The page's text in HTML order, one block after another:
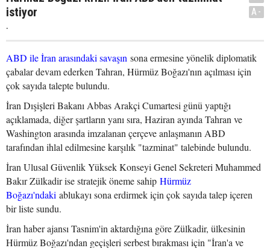
istiyor
.
A-
ABD ile İran arasındaki savaşın sona ermesine yönelik diplomatik
çabalar devam ederken Tahran, Hürmüz Boğazı'nın açılması için
çok sayıda talepte bulundu.
İran Dışişleri Bakanı Abbas Arakçi Cumartesi günü yaptığı
açıklamada, diğer şartların yanı sıra, Haziran ayında Tahran ve
Washington arasında imzalanan çerçeve anlaşmanın ABD
tarafından ihlal edilmesine karşılık "tazminat" talebinde bulundu.
İran Ulusal Güvenlik Yüksek Konseyi Genel Sekreteri Muhammed
Bakır Zülkadir ise stratejik öneme sahip Hürmüz
Boğazı'ndaki ablukayı sona erdirmek için çok sayıda talep içeren
bir liste sundu.
İran haber ajansı Tasnim'in aktardığına göre Zülkadir, ülkesinin
Hürmüz Boğazı'ndan geçişleri serbest bırakması için "İran'a ve